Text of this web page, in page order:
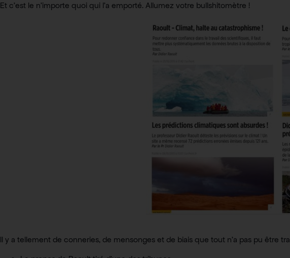
Et c’est le n’importe quoi qui l’a emporté. Allumez votre bullshitomètre !
Il y a tellement de conneries, de mensonges et de biais que tout n’a pas pu être